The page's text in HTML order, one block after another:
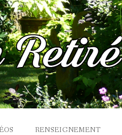
RENSEIGNEMENT